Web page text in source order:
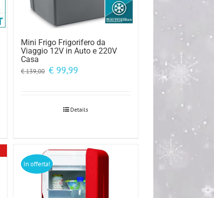
Mini Frigo Frigorifero da
Viaggio 12V in Auto e 220V
Casa
€139,00 Il
€ 139,00.
€99,99Il
Details
In offerta!